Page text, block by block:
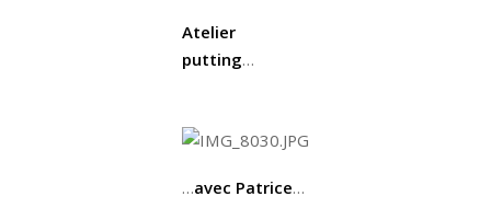
Atelier
putting…
…avec Patrice…